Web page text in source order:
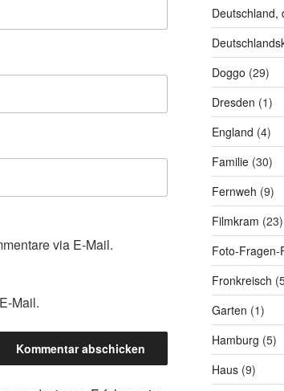
via E-Mail.
Mail.
Deutschland,
Doggo (29)
Dresden (1)
England (4)
Familie(30)
Fernweh (9)
Filmkram (23)
Foto-Fragen-
Fronkreisch
Garten (1)
Hamburg (5)
Haus(9)